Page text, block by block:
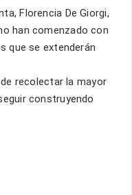
Florencia De Giorgi,
han comenzado con
que se extenderán
recolectar la mayor
construyendo